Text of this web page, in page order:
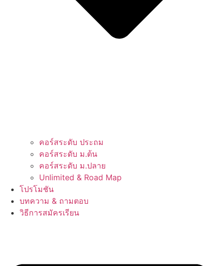
คอร์สระดับ ประถม
คอร์สระดับ ม.ต้น
คอร์สระดับ ม.ปลาย
Unlimited & Road Map
โปรโมชัน
บทความ & ถามตอบ
วิธีการสมัครเรียน